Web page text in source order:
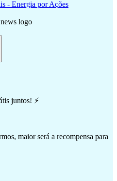
juntos! ⚡
maior será a recompensa para